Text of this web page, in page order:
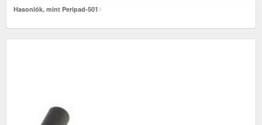
Hasonlók, mint Peripad-501